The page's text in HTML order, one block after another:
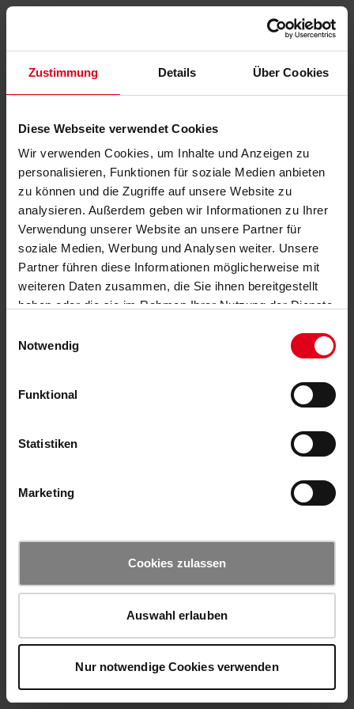
Zustimmung Details Über Cookies
Diese Webseite verwendet Cookies
Wir verwenden Cookies, um Inhalte und Anzeigen zu
personalisieren, Funktionen für soziale Medien anbieten
zu können und die Zugriffe auf unsere Website zu
analysieren. Außerdem geben wir Informationen zu Ihrer
Verwendung unserer Website an unsere Partner für
soziale Medien, Werbung und Analysen weiter. Unsere
Partner führen diese Informationen möglicherweise mit
weiteren Daten zusammen, die Sie ihnen bereitgestellt
haben oder die sie im Rahmen Ihrer Nutzung der Dienste
Notwendig
Funktional
Statistiken
Marketing
Cookies zulassen
Auswahl erlauben
Nur notwendige Cookies verwenden